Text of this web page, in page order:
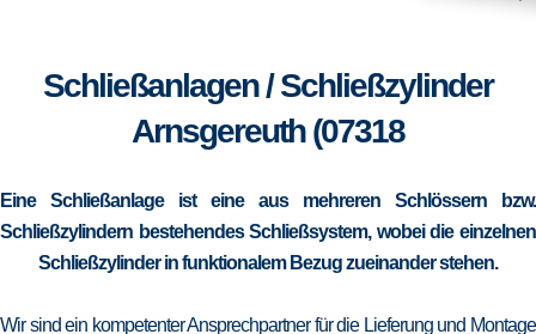
Schließanlagen / Schließzylinder
Arnsgereuth (07318
Eine Schließanlage ist eine aus mehreren Schlössern bzw.
Schließzylindern bestehendes Schließsystem, wobei die einzelnen
Schließzylinder in funktionalem Bezug zueinander stehen.
Wir sind ein kompetenter Ansprechpartner für die Lieferung und Montage